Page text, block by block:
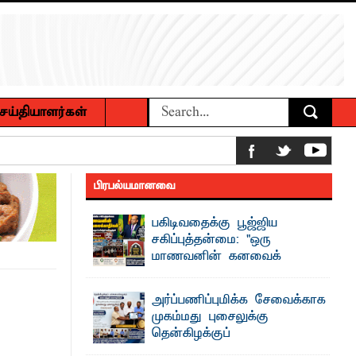
உமர் பௌண்டேசனின் 24ஆவது கட்ட
கலந்துரையாடல்
உணவுகள் கைப்பற்றப்பட்டுக் அழிப்பு
நீண்டகால தேவைக்கு தீர்வு காண
பிரபல்யமானவை
பகிடிவதைக்கு பூஜ்ஜிய
சகிப்புத்தன்மை: "ஒரு
மாணவனின் கனவைக்
கலைக்காதீர்கள்" –
தென்கிழக்குப் பல்கலைக்கழக உபவேந்தர்
வலியுறுத்தல்
"ஒ ரு மாணவனின் அல்லது மாணவியின்
கனவு என்னால் கலைக்கப்படாது" என்ற
அர்ப்பணிப்புமிக்க சேவைக்காக
முகம்மது புசைலுக்கு
தென்கிழக்குப்